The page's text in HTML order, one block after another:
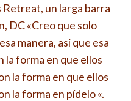
un larga barra
DC «Creo que solo
manera, así que esa
la forma en que ellos
la forma en que ellos
la forma en pídelo «.